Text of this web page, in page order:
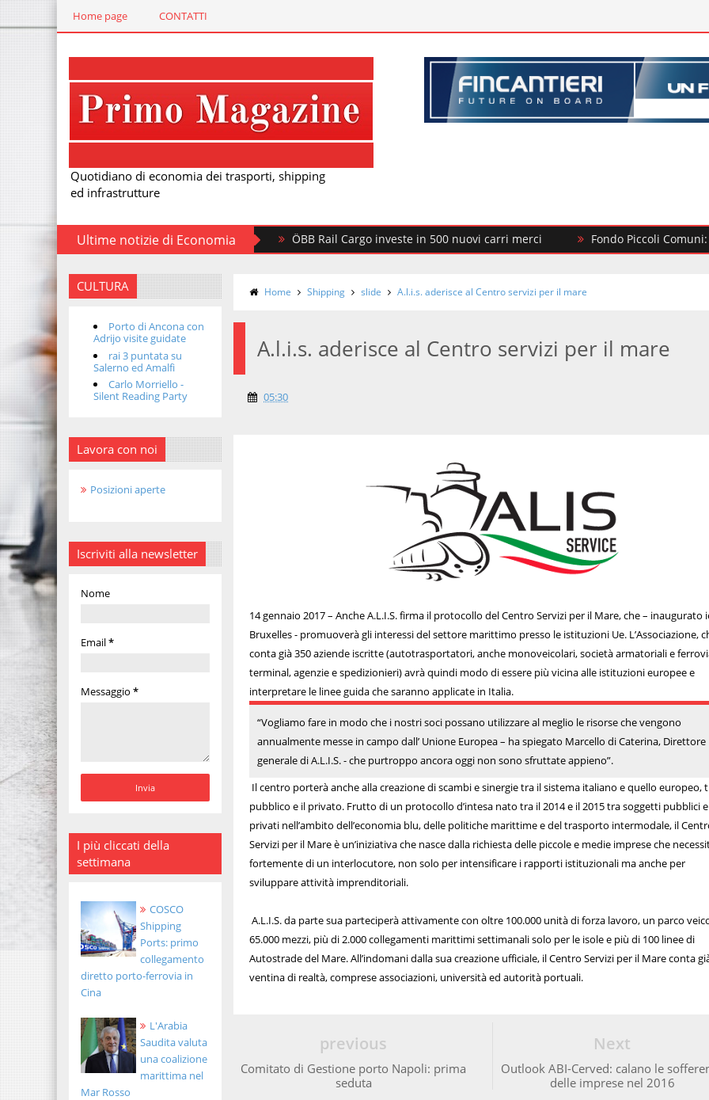
Home page CONTATTI
Quotidiano di economia dei trasporti, shipping
ed infrastrutture
Ultime notizie di Economia ÖBB Rail Cargo investe in 500 nuovi carri merci Fondo Piccoli Comuni: il MIT
CULTURA
Porto di Ancona con
Adrijo visite guidate
rai 3 puntata su
Salerno ed Amalfi
Carlo Morriello -
Silent Reading Party
Lavora con noi
Posizioni aperte
Iscriviti alla newsletter
Nome
Email*
Messaggio *
I più cliccati della
settimana
COSCO
Shipping
Ports: primo
collegamento
diretto porto-ferrovia in
Cina
L'Arabia
Saudita valuta
una coalizione
marittima nel
Mar Rosso
Home Shipping slide A.l.i.s. aderisce al Centro servizi per il mare
A.l.i.s. aderisce al Centro servizi per il mare
05:30
14 gennaio 2017 – Anche A.L.I.S. firma il protocollo del Centro Servizi per il Mare, che – inaugurato
Bruxelles - promuoverà gli interessi del settore marittimo presso le istituzioni Ue. L’Associazione,
conta già 350 aziende iscritte (autotrasportatori, anche monoveicolari, società armatoriali e
terminal, agenzie e spedizionieri) avrà quindi modo di essere più vicina alle istituzioni europee e
interpretare le linee guida che saranno applicate in Italia.
“Vogliamo fare in modo che i nostri soci possano utilizzare al meglio le risorse che vengono
annualmente messe in campo dall’ Unione Europea – ha spiegato Marcello di Caterina, Direttore
generale di A.L.I.S. - che purtroppo ancora oggi non sono sfruttate appieno”.
Il centro porterà anche alla creazione di scambi e sinergie tra il sistema italiano e quello europeo,
pubblico e il privato. Frutto di un protocollo d’intesa nato tra il 2014 e il 2015 tra soggetti pubblici e
privati nell’ambito dell’economia blu, delle politiche marittime e del trasporto intermodale, il
Servizi per il Mare è un’iniziativa che nasce dalla richiesta delle piccole e medie imprese che
fortemente di un interlocutore, non solo per intensificare i rapporti istituzionali ma anche per
sviluppare attività imprenditoriali.
A.L.I.S. da parte sua parteciperà attivamente con oltre 100.000 unità di forza lavoro, un parco
65.000 mezzi, più di 2.000 collegamenti marittimi settimanali solo per le isole e più di 100 linee di
Autostrade del Mare. All’indomani dalla sua creazione ufficiale, il Centro Servizi per il Mare conta
ventina di realtà, comprese associazioni, università ed autorità portuali.
Next
Outlook ABI-Cerved: calano le
delle imprese nel 2016
previous
Comitato di Gestione porto Napoli: prima
seduta